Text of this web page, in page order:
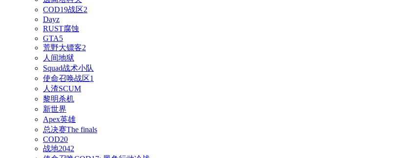
COD19战区2
Dayz
RUST腐蚀
GTA5
荒野大镖客2
人间地狱
Squad战术小队
使命召唤战区1
人渣SCUM
黎明杀机
新世界
Apex英雄
总决赛The finals
COD20
战地2042